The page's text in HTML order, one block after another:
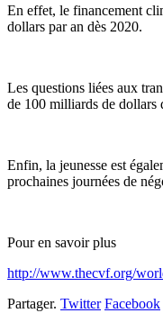
En effet, le financement
dollars par an dès 2020.
Les questions liées aux
de 100 milliards de dollars
Enfin, la jeunesse est
prochaines journées de
Pour en savoir plus
http://www.thecvf.org/
Partager. Twitter Facebook